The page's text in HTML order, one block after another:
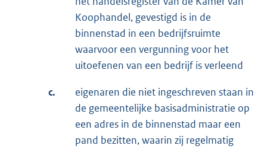
Koophandel, gevestigd is in de
binnenstad in een bedrijfsruimte
waarvoor een vergunning voor het
uitoefenen van een bedrijf is verleend
c.
eigenaren die niet ingeschreven staan in
de gemeentelijke basisadministratie op
een adres in de binnenstad maar een
pand bezitten, waarin zij regelmatig